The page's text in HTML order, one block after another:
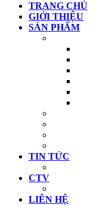
TRANG CHỦ
GIỚI THIỆU
SẢN PHẨM
TIN TỨC
CTV
LIÊN HỆ